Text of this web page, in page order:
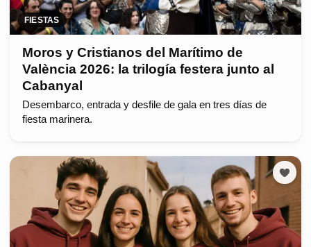
FIESTAS
Moros y Cristianos del Marítimo de
València 2026: la trilogía festera junto al
Cabanyal
Desembarco, entrada y desfile de gala en tres días de
fiesta marinera.